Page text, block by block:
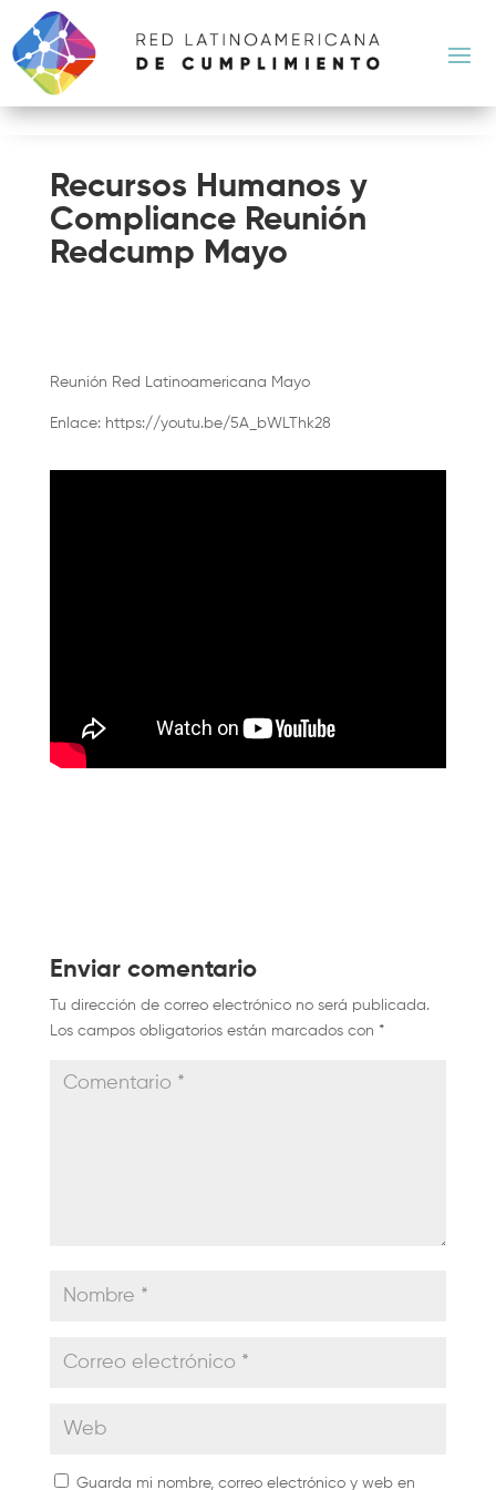
Recursos Humanos y
Compliance Reunión
Redcump Mayo
Reunión Red Latinoamericana Mayo
Enlace: https://youtu.be/5A_bWLThk28
Enviar comentario
Tu dirección de correo electrónico no será publicada.
Los campos obligatorios están marcados con *
Guarda mi nombre, correo electrónico y web en